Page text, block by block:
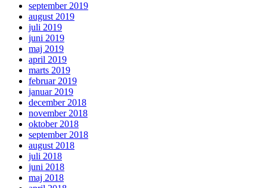
september 2019
august 2019
juli 2019
juni 2019
maj 2019
april 2019
marts 2019
februar 2019
januar 2019
december 2018
november 2018
oktober 2018
september 2018
august 2018
juli 2018
juni 2018
maj 2018